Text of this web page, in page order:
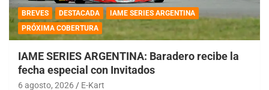
BREVES DESTACADA
IAME SERIES ARGENTINA
PRÓXIMA COBERTURA
IAME SERIES ARGENTINA: Baradero recibe la
fecha especial con Invitados
6 agosto, 2026 E-Kart